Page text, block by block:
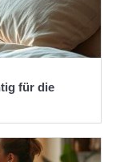
für die